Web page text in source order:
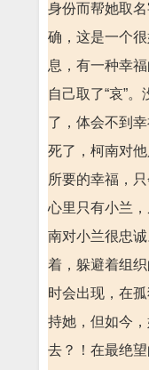
身份而帮她取
确，这是一个
息，有一种幸
自己取了“哀”
了，体会不到
死了，柯南对
所要的幸福，
心里只有小兰
南对小兰很忠
着，躲避着组
时会出现，在
持她，但如今
去？！在最绝